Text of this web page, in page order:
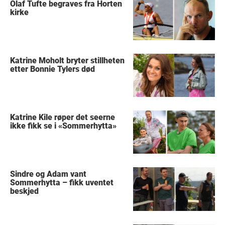
Olaf Tufte begraves fra Horten
kirke
Katrine Moholt bryter stillheten
etter Bonnie Tylers død
Katrine Kile røper det seerne
ikke fikk se i «Sommerhytta»
Sindre og Adam vant
Sommerhytta – fikk uventet
beskjed